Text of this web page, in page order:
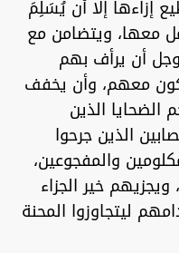
إزاءها إلا أن يُسَلِمَ
معها، ويتضامن مع
أن يرأف بهم
معهم، وأن يخفف
الذين
الذين جرحوا
والمفجوعين،
خير الجزاء
ليتجاوزوا المحنة